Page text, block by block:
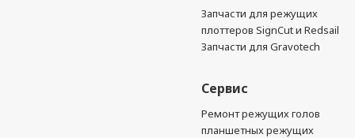
Запчасти для режущих
плоттеров SignCut и Redsail
Запчасти для Gravotech
Сервис
Ремонт режущих голов
планшетных режущих